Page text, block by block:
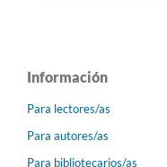
Información
Para lectores/as
Para autores/as
Para bibliotecarios/as